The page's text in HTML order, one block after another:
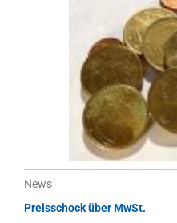
News
Preisschock über MwSt.